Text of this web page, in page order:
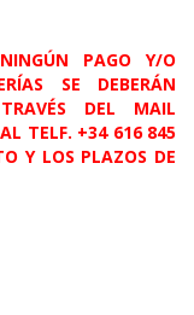
PAGO Y/O
SE DEBERÁN
DEL MAIL
TELF. +34 616 845
Y LOS PLAZOS DE